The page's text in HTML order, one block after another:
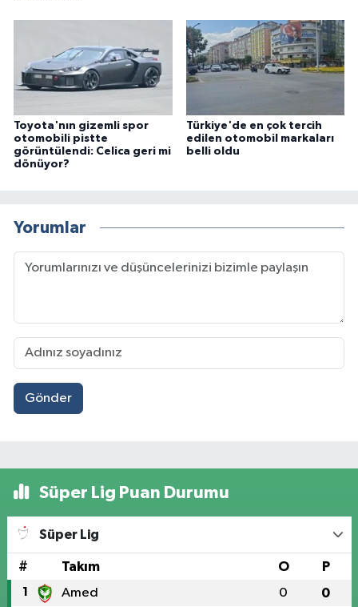
Toyota'nın gizemli spor
otomobili pistte
görüntülendi: Celica geri mi
dönüyor?
Türkiye'de en çok tercih
edilen otomobil markaları
belli oldu
Yorumlar
Gönder
Süper Lig Puan Durumu
Süper Lig
# Takım O P
1 Amed 0 0